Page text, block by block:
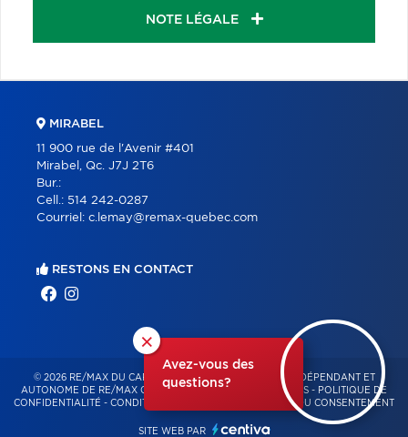
NOTE LÉGALE
×
Avez-vous des
questions?
MIRABEL
11 900 rue de l'Avenir #401
Mirabel, Qc. J7J 2T6
Bur.:
Cell.: 514 242-0287
Courriel: c.lemay@remax-quebec.com
RESTONS EN CONTACT
© 2026 RE/MAX DU CARTIER BONJOUR – FRANCHISÉ INDÉPENDANT ET
AUTONOME DE RE/MAX QUÉBEC – TOUS DROITS RÉSERVÉS - POLITIQUE DE
CONFIDENTIALITÉ - CONDITIONS D'UTILISATION GESTION DU CONSENTEMENT
SITE WEB PAR